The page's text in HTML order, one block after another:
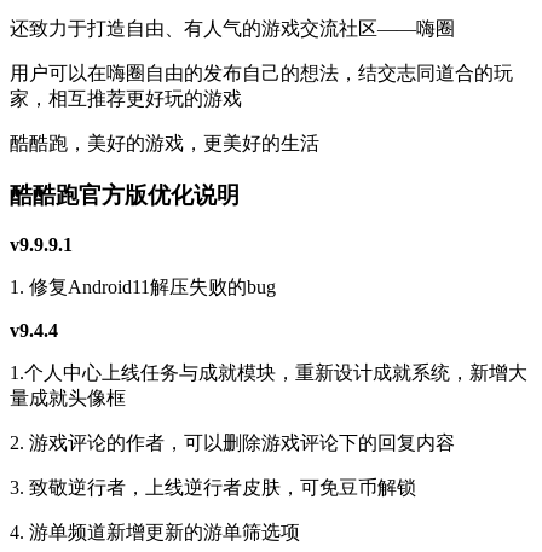
还致力于打造自由、有人气的游戏交流社区——嗨圈
用户可以在嗨圈自由的发布自己的想法，结交志同道合的玩
家，相互推荐更好玩的游戏
酷酷跑，美好的游戏，更美好的生活
酷酷跑官方版优化说明
v9.9.9.1
1. 修复Android11解压失败的bug
v9.4.4
1.个人中心上线任务与成就模块，重新设计成就系统，新增大
量成就头像框
2. 游戏评论的作者，可以删除游戏评论下的回复内容
3. 致敬逆行者，上线逆行者皮肤，可免豆币解锁
4. 游单频道新增更新的游单筛选项